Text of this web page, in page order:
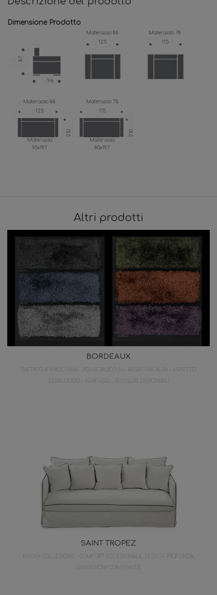
Dimensione Prodotto
87
96
Materasso 88
125
Materasso 78
115
Materasso 88
125
210
Materasso
90x197
Materasso 78
115
210
Materasso
80x197
Altri prodotti
BORDEAUX
TAFTATO A MACCHINA - POLIACRILICO 6.6- RASATURA ALTA - ASPETTO
SEMILUCIDO - IGNIFUGO - 10 COLORI DISPONIBILI
SAINT TROPEZ
NUOVA COLLEZIONE - COMFORT ECCEZIONALE, SEDUTA PROFONDA,